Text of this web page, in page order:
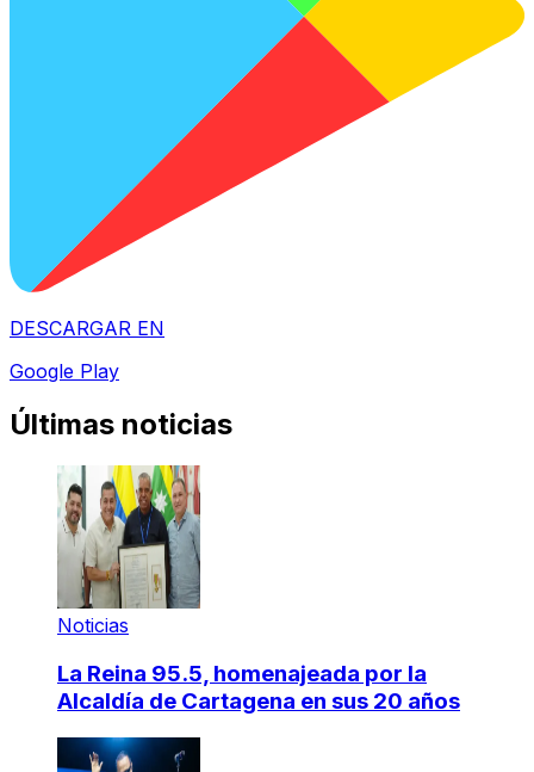
DESCARGAR EN
Google Play
Últimas noticias
Noticias
La Reina 95.5, homenajeada por la
Alcaldía de Cartagena en sus 20 años